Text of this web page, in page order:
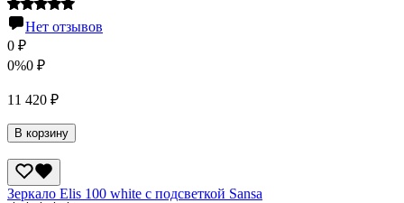
Нет отзывов
0 ₽
0%0 ₽
11 420 ₽
В корзину
Зеркало Elis 100 white с подсветкой Sansa